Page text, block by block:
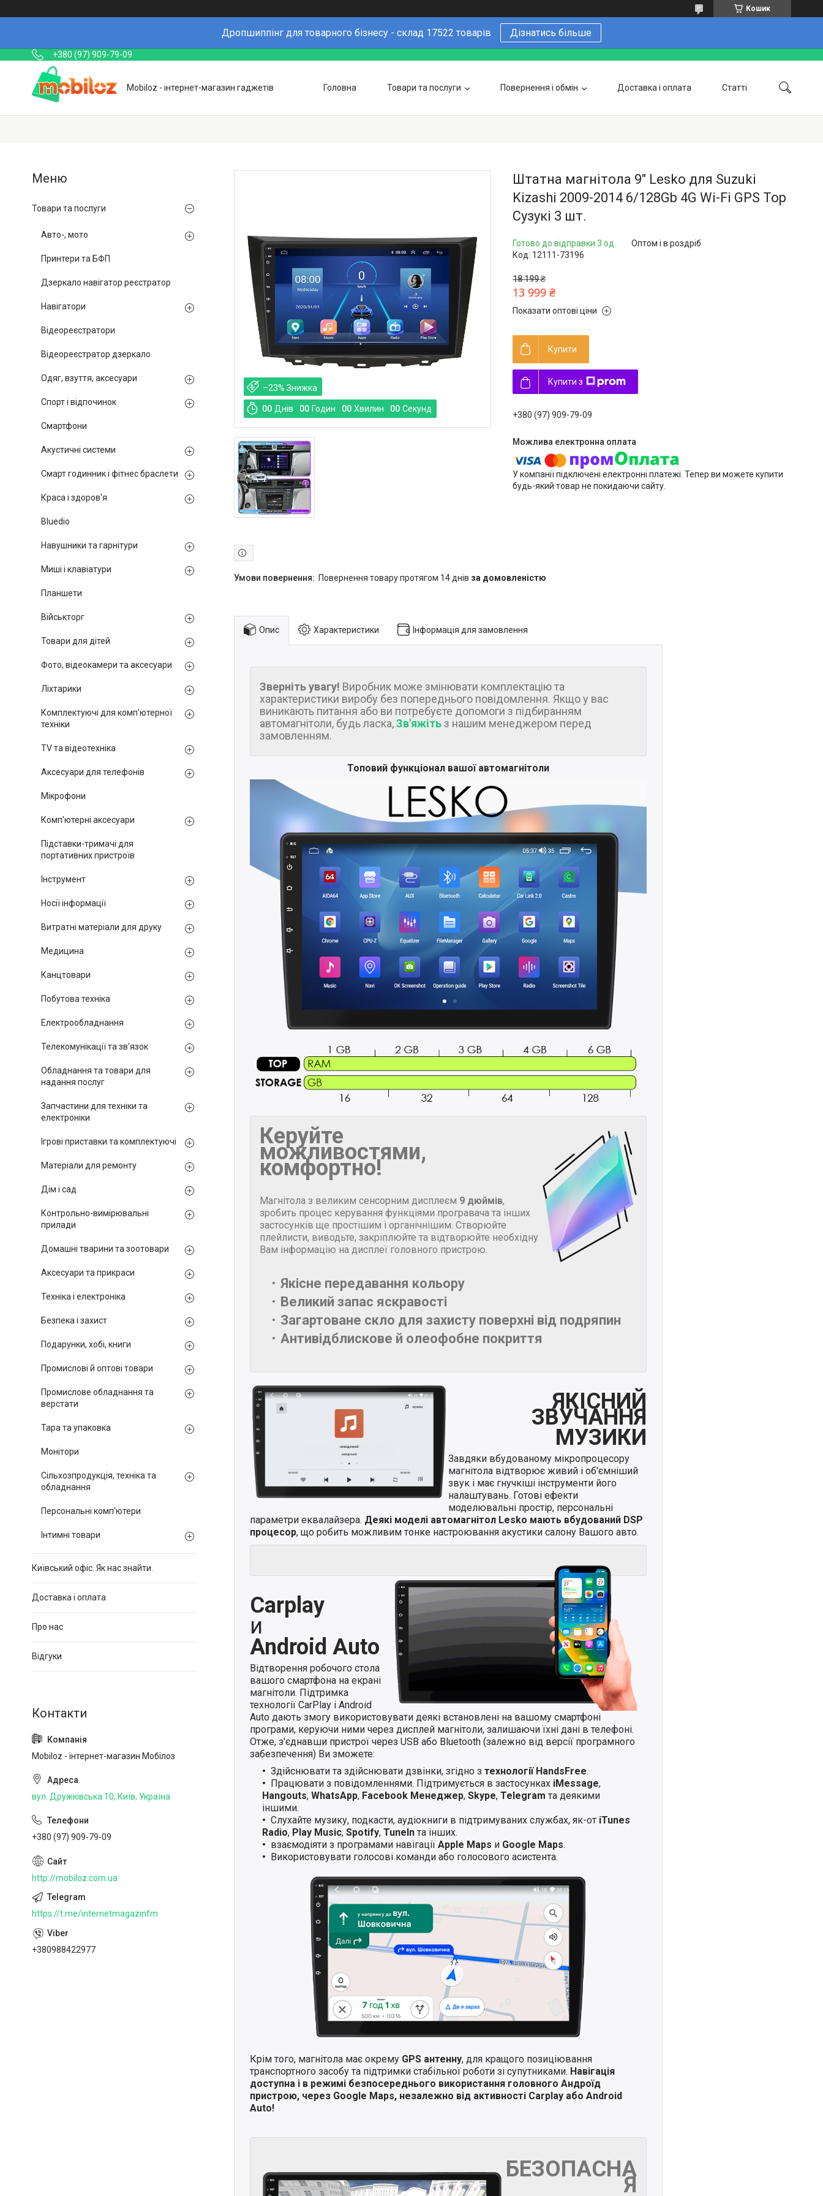
Кошик
Дропшиппінг для товарного бізнесу - склад 17522 товарів Дізнатись більше
+380 (97) 909-79-09
Mobiloz - інтернет-магазин гаджетів Головна Товари та послуги Повернення і обмін Доставка і оплата Статті
Оптовим покупцям Напишіть нам в Telegram Фотогалерея
–23%
00 Днів 00 Годин 00 Хвилин 00 Секунд
Штатна магнітола 9" Lesko для Suzuki
Kizashi 2009-2014 6/128Gb 4G Wi-Fi GPS Top
Сузукі 3 шт.
Готово до відправки 3 од.
Оптом і в роздріб
Код: 12111-73196
18 199 ₴
13 999 ₴
Показати оптові ціни
Купити
Купити з
+380 (97) 909-79-09
У компанії підключені електронні платежі. Тепер ви можете купити
будь-який товар не покидаючи сайту.
повернення товару протягом 14 днів за домовленістю
Опис Характеристики Інформація для замовлення
Зверніть увагу! Виробник може змінювати комплектацію та
характеристики виробу без попереднього повідомлення. Якщо у вас
виникають питання або ви потребуєте допомоги з підбиранням
автомагнітоли, будь ласка,Зв'яжітьз нашим менеджером перед
замовленням.
Топовий функціонал вашої автомагнітоли
Керуйте
можливостями,
комфортно!
Магнітола з великим сенсорним дисплеєм 9 дюймів,
зробить процес керування функціями програвача та інших
застосунків ще простішим і органічнішим. Створюйте
плейлисти, виводьте, закріплюйте та відтворюйте необхідну
Вам інформацію на дисплеї головного пристрою.
Якісне передавання кольору
Великий запас яскравості
Загартоване скло для захисту поверхні від подряпин
Антивідблискове й олеофобне покриття
ЯКІСНИЙ
ЗВУЧАННЯ
МУЗИКИ
Завдяки вбудованому мікропроцесору
магнітола відтворює живий і об'ємніший
звук і має гнучкіші інструменти його
налаштувань. Готові ефекти
моделювальні простір, персональні
параметри еквалайзера. Деякі моделі автомагнітол Lesko мають вбудований DSP
процесор, що робить можливим тонке настроювання акустики салону Вашого авто.
Carplay
и
Android Auto
Відтворення робочого стола
вашого смартфона на екрані
магнітоли. Підтримка
технології CarPlay і Android
Auto дають змогу використовувати деякі встановлені на вашому смартфоні
програми, керуючи ними через дисплей магнітоли, залишаючи їхні дані в телефоні.
Отже, з'єднавши пристрої через USB або Bluetooth (залежно від версії програмного
забезпечення) Ви зможете:
Здійснювати та здійснювати дзвінки, згідно з технології HandsFree.
Працювати з повідомленнями. Підтримується в застосунках iMessage,
Hangouts, WhatsApp, Facebook Менеджер, Skype, Telegram та деякими
іншими.
Слухайте музику, подкасти, аудіокниги в підтримуваних службах, як-от iTunes
Radio, Play Music, Spotify, TuneIn та інших.
взаємодіяти з програмами навігації Apple Maps и Google Maps.
Використовувати голосові команди або голосового асистента.
Крім того, магнітола має окрему GPS антенну, для кращого позиціювання
транспортного засобу та підтримки стабільної роботи зі супутниками. Навігація
доступна і в режимі безпосереднього використання головного Андроїд
пристрою, через Google Maps, незалежно від активності Carplay або Android
Auto!
БЕЗОПАСНА
Я
Товари та послуги
Авто-, мото
Принтери та БФП
Дзеркало навігатор реєстратор
Навігатори
Відеореєстратори
Відеореєстратор дзеркало
Одяг, взуття, аксесуари
Спорт і відпочинок
Смартфони
Акустичні системи
Смарт годинник і фітнес браслети
Краса і здоров'я
Bluedio
Навушники та гарнітури
Миші і клавіатури
Планшети
Військторг
Товари для дітей
Фото, відеокамери та аксесуари
Ліхтарики
Комплектуючі для комп'ютерної
техніки
TV та відеотехніка
Аксесуари для телефонів
Мікрофони
Комп'ютерні аксесуари
Підставки-тримачі для
портативних пристроїв
Інструмент
Носії інформації
Витратні матеріали для друку
Медицина
Канцтовари
Побутова техніка
Електрообладнання
Телекомунікації та зв'язок
Обладнання та товари для
надання послуг
Запчастини для техніки та
електроніки
Ігрові приставки та комплектуючі
Матеріали для ремонту
Дім і сад
Контрольно-вимірювальні
прилади
Домашні тварини та зоотовари
Аксесуари та прикраси
Техніка і електроніка
Безпека і захист
Подарунки, хобі, книги
Промислові й оптові товари
Промислове обладнання та
верстати
Тара та упаковка
Монітори
Сільхозпродукція, техніка та
обладнання
Персональні комп'ютери
Інтимні товари
Київський офіс. Як нас знайти.
Доставка і оплата
Про нас
Відгуки
Mobiloz - інтернет-магазин Мобілоз
вул. Дружківська 10, Київ, Україна
+380 (97) 909-79-09
http://mobiloz.com.ua
https://t.me/internetmagazinfm
+380988422977